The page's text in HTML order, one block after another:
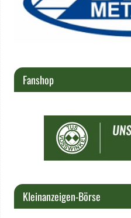
Fanshop
Kleinanzeigen-Börse